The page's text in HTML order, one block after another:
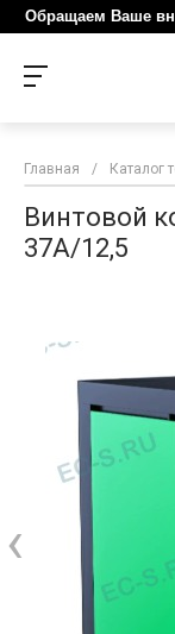
Обращаем Ваше
Главная / Каталог
Винтовой
37A/12,5
‹